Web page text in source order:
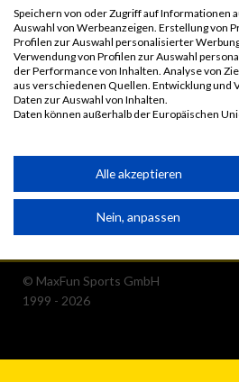
© MaxFun Sports GmbH
1999 - 2026
Speichern von oder Zugriff auf Informationen
Auswahl von Werbeanzeigen. Erstellung von
Profilen zur Auswahl personalisierter
Verwendung von Profilen zur Auswahl
der Performance von Inhalten. Analyse von
aus verschiedenen Quellen. Entwicklung
Daten zur Auswahl von Inhalten.
Daten können außerhalb der Europäischen
Partnerliste anzeigen (1 IAB-Anbieter)
Wir nutzen Ihre Daten für folgende Zwecke:
IAB-Verarbeitungszwecke:
Speichern von oder Zugriff auf
Verwendung reduzierter Daten
Alle akzeptieren
Nein, anpassen